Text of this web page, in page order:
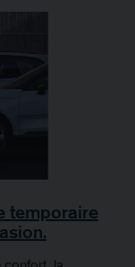
temporaire